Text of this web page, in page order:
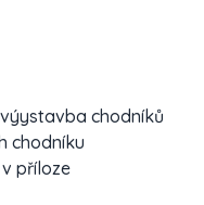
chodníků
chodníku
příloze